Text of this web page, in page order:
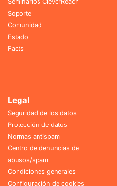
Seminarios CleverReach
Soporte
Comunidad
Estado
Facts
Legal
Seguridad de los datos
Protección de datos
Normas antispam
Centro de denuncias de
abusos/spam
Condiciones generales
Configuración de cookies